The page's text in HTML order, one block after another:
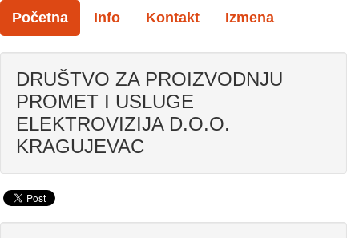
Početna Info Kontakt Izmena
DRUŠTVO ZA PROIZVODNJU
PROMET I USLUGE
ELEKTROVIZIJA D.O.O.
KRAGUJEVAC